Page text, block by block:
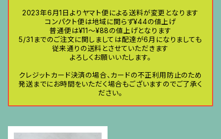
2023年6月1日よりヤマト便による送料が変更となります
コンパクト便は地域に関らず¥44の値上げ
普通便は¥11〜¥88の値上げとなります
5/31までのご注文に関しましては配達が6月になりましても
従来通りの送料とさせていただきます
よろしくお願いいたします。
クレジットカード決済の場合、カードの不正利用防止のため
発送までにお時間をいただく場合もございますのでご了承く
ださい。